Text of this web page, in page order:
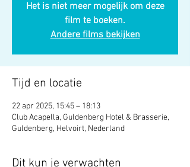
Het is niet meer mogelijk om deze
film te boeken.
Andere films bekijken
Tijd en locatie
22 apr 2025, 15:45 – 18:13
Club Acapella, Guldenberg Hotel & Brasserie,
Guldenberg, Helvoirt, Nederland
Dit kun je verwachten